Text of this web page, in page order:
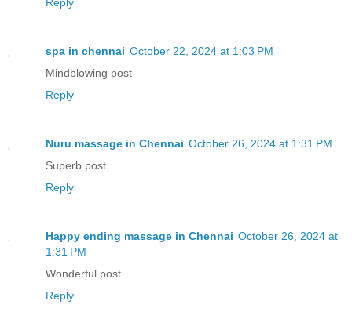
spa in chennai October 22, 2024 at 1:03 PM
Mindblowing post
Reply
Nuru massage in Chennai October 26, 2024 at 1:31 PM
Superb post
Reply
Happy ending massage in Chennai October 26, 2024 at
1:31 PM
Wonderful post
Reply